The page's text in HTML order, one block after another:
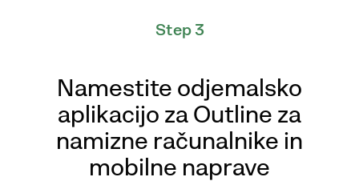
Step 3
Namestite odjemalsko
aplikacijo za Outline za
namizne računalnike in
mobilne naprave